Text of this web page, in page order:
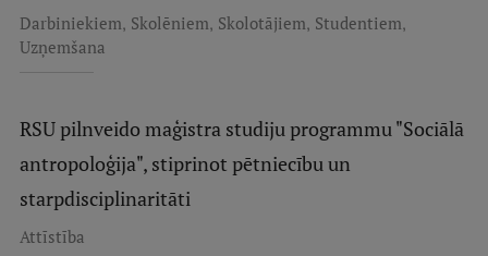
Darbiniekiem, Skolēniem, Skolotājiem, Studentiem,
Uzņemšana
RSU pilnveido maģistra studiju programmu "Sociālā
antropoloģija", stiprinot pētniecību un
starpdisciplinaritāti
Attīstība